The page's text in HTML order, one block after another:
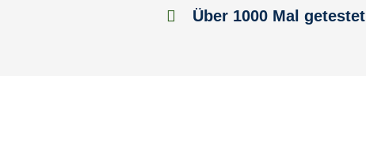
Über 1000 Mal getestet